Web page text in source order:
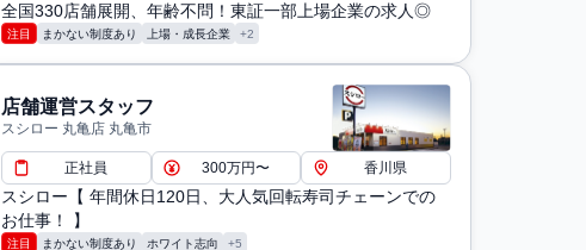
全国330店舗展開、年齢不問！東証一部上場企業の求人◎
注目 まかない制度あり 上場・成長企業 +2
店舗運営スタッフ
スシロー 丸亀店 丸亀市
正社員 300万円〜 香川県
スシロー【 年間休日120日、大人気回転寿司チェーンでの
お仕事！ 】
注目 まかない制度あり ホワイト志向 +5